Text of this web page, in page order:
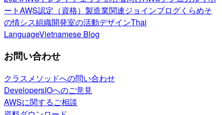
ートAWS認定（資格） 製造業関連ジョインブログくらめそ
の情シス組織開発室の活動デザインThai
LanguageVietnamese Blog
お問い合わせ
クラスメソッドへの問い合わせ
DevelopersIOへのご意見
AWSに関するご相談